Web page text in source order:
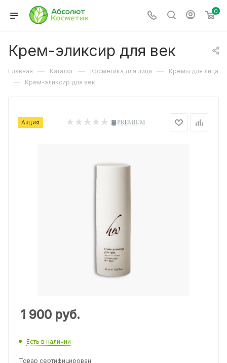
0
Крем-эликсир для век
Главная — Каталог — Косметика для лица — Кремы для лица
— Крем-эликсир для век
Акция
1 900 руб.
Есть в наличии
Товар сертифицирован.